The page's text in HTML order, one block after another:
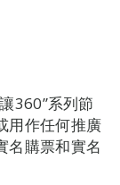
360”系列節
用作任何推廣
名購票和實名